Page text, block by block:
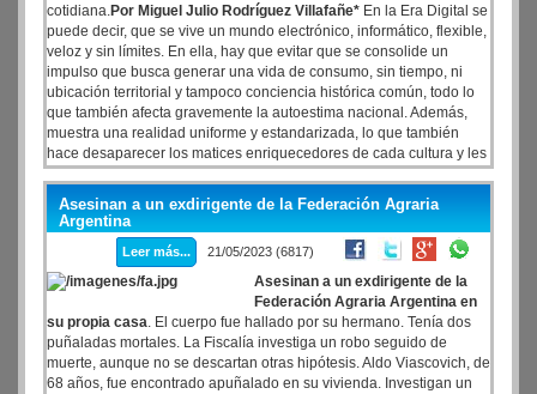
cotidiana.Por Miguel Julio Rodríguez Villafañe* En la Era Digital se
puede decir, que se vive un mundo electrónico, informático, flexible,
veloz y sin límites. En ella, hay que evitar que se consolide un
impulso que busca generar una vida de consumo, sin tiempo, ni
ubicación territorial y tampoco conciencia histórica común, todo lo
que también afecta gravemente la autoestima nacional. Además,
muestra una realidad uniforme y estandarizada, lo que también
hace desaparecer los matices enriquecedores de cada cultura y les
quita personalidad propia.
Asesinan a un exdirigente de la Federación Agraria
Argentina
Leer más... 21/05/2023 (6817)
Asesinan a un exdirigente de la
Federación Agraria Argentina en
su propia casa. El cuerpo fue hallado por su hermano. Tenía dos
puñaladas mortales. La Fiscalía investiga un robo seguido de
muerte, aunque no se descartan otras hipótesis. Aldo Viascovich, de
68 años, fue encontrado apuñalado en su vivienda. Investigan un